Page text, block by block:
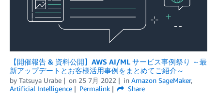
【開催報告 & 資料公開】AWS AI/ML サービス事例祭り ～最
新アップデートとお客様活用事例をまとめてご紹介～
by Tatsuya Urabe on 25 7月 2022 in Amazon SageMaker,
Artificial Intelligence
Permalink
Share